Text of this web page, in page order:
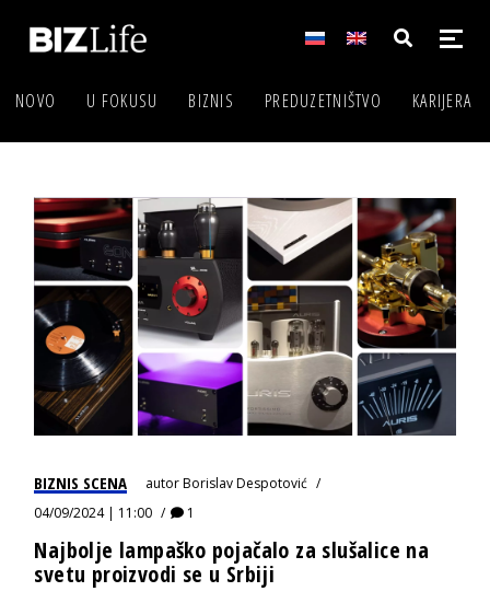
NOVO U FOKUSU BIZNIS PREDUZETNIŠTVO KARIJERA
BIZNIS SCENA autorBorislav Despotović
04/09/2024 | 11:00
1
Najbolje lampaško pojačalo za slušalice na
svetu proizvodi se u Srbiji